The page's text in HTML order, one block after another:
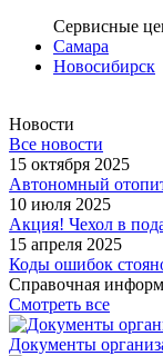
Сервисные
Самара
Новосибирск
Новости
Все новости
15 октября 2025
Автономный
10 июля 2025
Акция! Чехол в
15 апреля 2025
Коды ошибок
Справочная
Смотреть все
Документы